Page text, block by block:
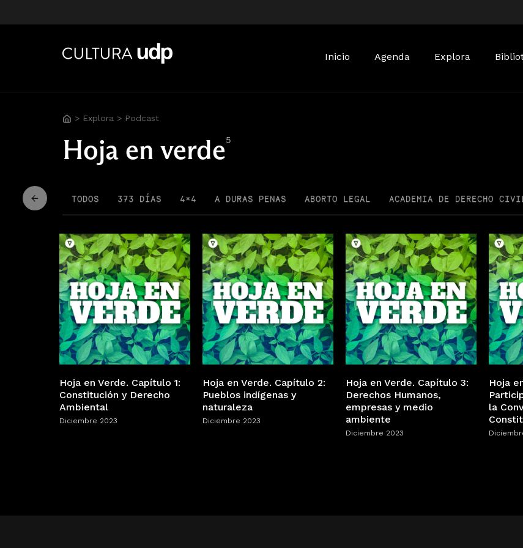
Inicio Agenda Explora
> Explora > Podcast
Hoja en verde5
TODOS 373 DÍAS 4×4 A DURAS PENAS ABORTO LEGAL ACADEMIA DE DERECHO CIVIL
Hoja en Verde. Capítulo 1:
Constitución y Derecho
Ambiental
Diciembre 2023
Hoja en Verde. Capítulo 2:
Pueblos indígenas y
naturaleza
Diciembre 2023
Hoja en Verde. Capítulo 3:
Derechos Humanos,
empresas y medio
ambiente
Diciembre 2023
Hoja
la